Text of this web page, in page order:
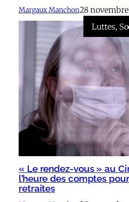
Margaux Manchon28
Luttes,
« Le rendez-vous » au
l’heure des comptes
retraites